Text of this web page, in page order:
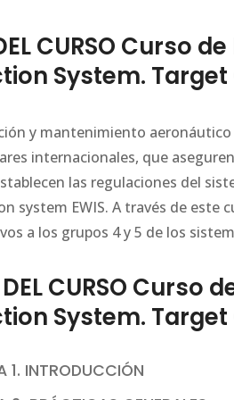
CURSO Curso
System. Target
y mantenimiento
internacionales, que
las regulaciones del
system EWIS. A través de este
a los grupos 4 y 5 de los
CURSO Curso
System. Target
1. INTRODUCCIÓN